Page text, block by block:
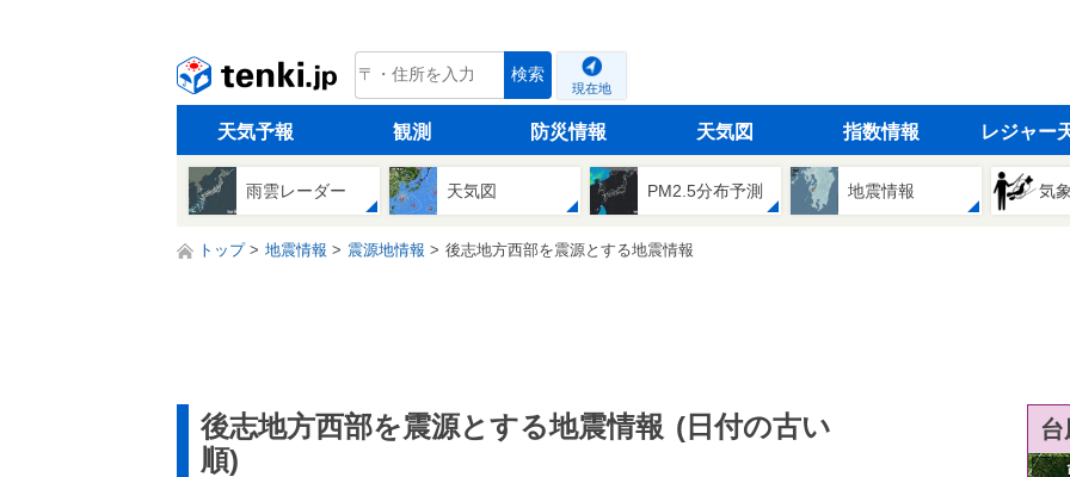
tenki.jp 検索
現在地
天気予報 観測 防災情報 天気図 指数情報 レジャー
雨雲レーダー 天気図 PM2.5分布予測 地震情報 気
トップ 地震情報 震源地情報 後志地方西部を震源とする地震情報
後志地方西部を震源とする地震情報 (日付の古い
順)